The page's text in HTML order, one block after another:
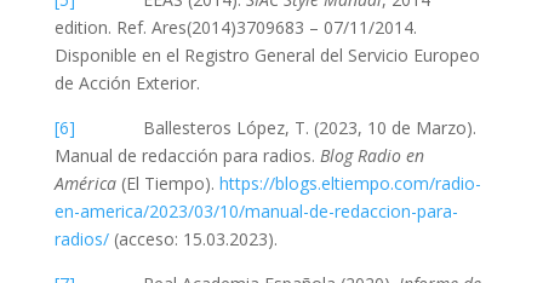
edition. Ref. Ares(2014)3709683 – 07/11/2014.
Disponible en el Registro General del Servicio Europeo
de Acción Exterior.
[6] Ballesteros López, T. (2023, 10 de Marzo).
Manual de redacción para radios. Blog Radio en
América(El Tiempo). https://blogs.eltiempo.com/radio-
en-america/2023/03/10/manual-de-redaccion-para-
radios/(acceso: 15.03.2023).